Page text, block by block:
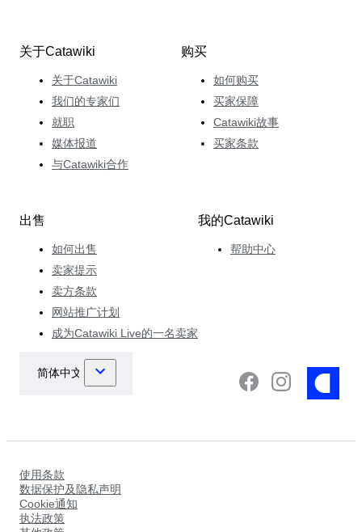
关于Catawiki
关于Catawiki
我们的专家们
就职
媒体报道
与Catawiki合作
购买
如何购买
买家保障
Catawiki故事
买家条款
出售
如何出售
卖家提示
卖方条款
网站推广计划
成为Catawiki Live的一名卖家
我的Catawiki
帮助中心
使用条款
数据保护及隐私声明
Cookie通知
执法政策